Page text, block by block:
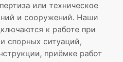
или техническое
и сооружений. Наши
к работе при
спорных ситуаций,
приёмке работ